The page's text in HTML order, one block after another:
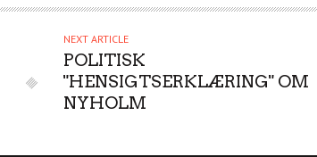
NEXT ARTICLE
POLITISK
"HENSIGTSERKLÆRING" OM
NYHOLM